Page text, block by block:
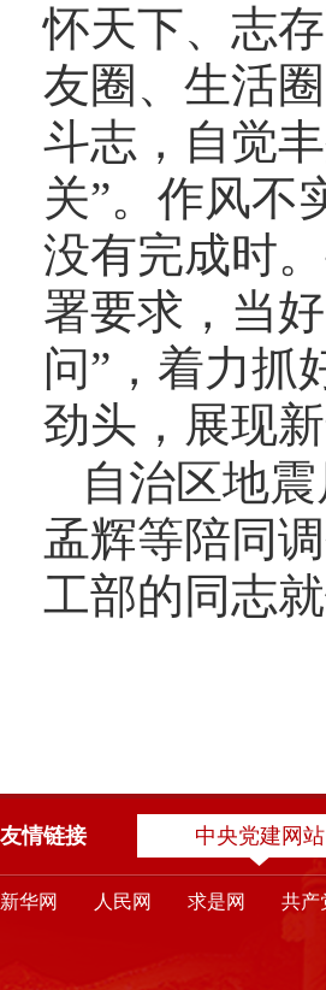
怀天下、志
友圈、生活
斗志，自觉
关”。 作风不
没有完成时
署要求，当好
问”，着力抓
劲头，展现
自治区地
孟辉等陪同
工部的同志
友情链接 中央党建网站
新华网 人民网 求是网 共产